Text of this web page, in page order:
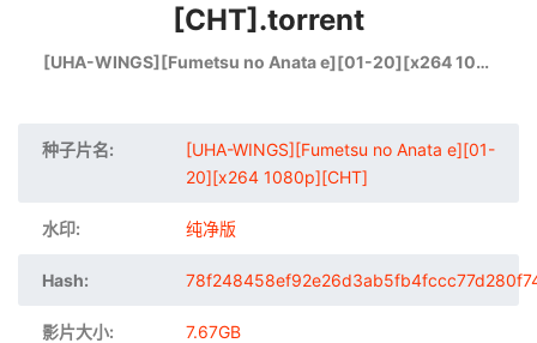
[CHT].torrent
[UHA-WINGS][Fumetsu no Anata e][01-20][x264 1080p][CHT]
种子片名:
[UHA-WINGS][Fumetsu no Anata e][01-
20][x264 1080p][CHT]
水印: 纯净版
Hash:
影片大小: 7.67GB